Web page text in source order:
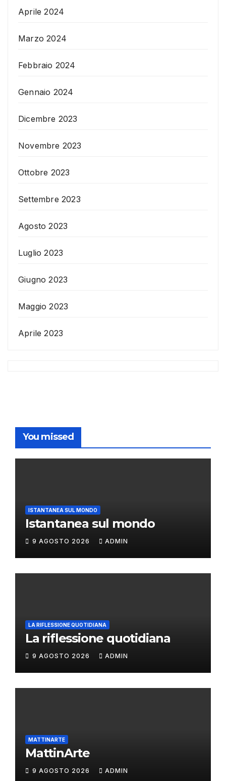
Aprile 2024
Marzo 2024
Febbraio 2024
Gennaio 2024
Dicembre 2023
Novembre 2023
Ottobre 2023
Settembre 2023
Agosto 2023
Luglio 2023
Giugno 2023
Maggio 2023
Aprile 2023
You missed
ISTANTANEA SUL MONDO
Istantanea sul mondo
9 AGOSTO 2026 ADMIN
LA RIFLESSIONE QUOTIDIANA
La riflessione quotidiana
9 AGOSTO 2026 ADMIN
MATTINARTE
MattinArte
9 AGOSTO 2026 ADMIN